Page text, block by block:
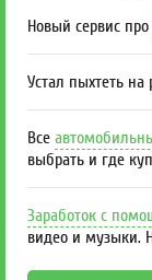
Новый сервис про
Устал пыхтеть
Все
выбрать и где
Заработок с
видео и музыки.